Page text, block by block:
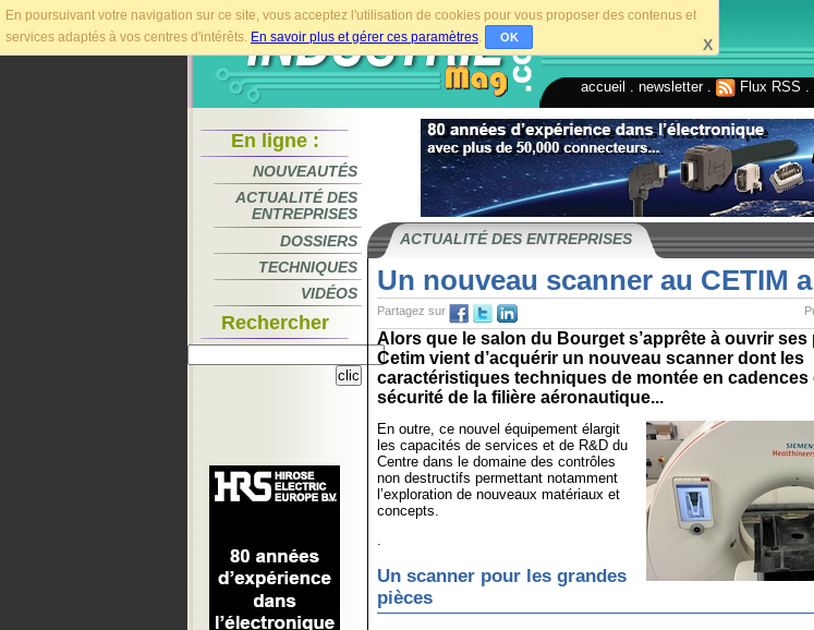
En poursuivant votre navigation sur ce site, vous acceptez l'utilisation de cookies pour vous proposer des contenus et
services adaptés à vos centres d'intérêts. En savoir plus et gérer ces paramètres. OK X
accueil newsletter. Flux RSS
En ligne :
NOUVEAUTÉS
ACTUALITÉ DES
ENTREPRISES
DOSSIERS
TECHNIQUES
VIDÉOS
Rechercher
ACTUALITÉ DES ENTREPRISES
Un nouveau scanner au CETIM
Partagez sur
Alors que le salon du Bourget s’apprête à ouvrir ses
Cetim vient d’acquérir un nouveau scanner dont les
caractéristiques techniques de montée en cadences
sécurité de la filière aéronautique...
En outre, ce nouvel équipement élargit
les capacités de services et de R&D du
Centre dans le domaine des contrôles
non destructifs permettant notamment
l’exploration de nouveaux matériaux et
concepts.
.
Un scanner pour les grandes
pièces